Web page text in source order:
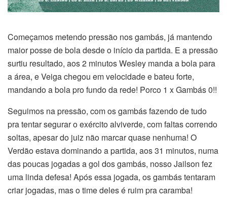
Começamos metendo pressão nos gambás, já mantendo
maior posse de bola desde o início da partida. E a pressão
surtiu resultado, aos 2 minutos Wesley manda a bola para
a área, e Veiga chegou em velocidade e bateu forte,
mandando a bola pro fundo da rede! Porco 1 x Gambás 0!!
Seguimos na pressão, com os gambás fazendo de tudo
pra tentar segurar o exército alviverde, com faltas correndo
soltas, apesar do juiz não marcar quase nenhuma! O
Verdão estava dominando a partida, aos 31 minutos, numa
das poucas jogadas a gol dos gambás, nosso Jailson fez
uma linda defesa! Após essa jogada, os gambás tentaram
criar jogadas, mas o time deles é ruim pra caramba!